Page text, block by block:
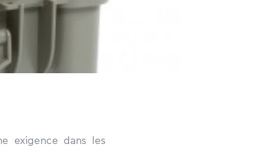
exigence dans les